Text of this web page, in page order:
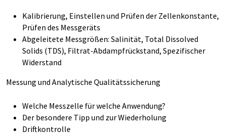
Kalibrierung, Einstellen und Prüfen der Zellenkonstante,
Prüfen des Messgeräts
Abgeleitete Messgrößen: Salinität, Total Dissolved
Solids (TDS), Filtrat-Abdampfrückstand, Spezifischer
Widerstand
Messung und Analytische Qualitätssicherung
Welche Messzelle für welche Anwendung?
Der besondere Tipp und zur Wiederholung
Driftkontrolle